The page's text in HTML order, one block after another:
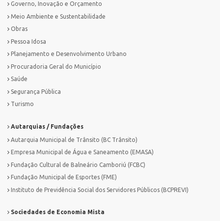
Governo, Inovação e Orçamento
Meio Ambiente e Sustentabilidade
Obras
Pessoa Idosa
Planejamento e Desenvolvimento Urbano
Procuradoria Geral do Município
Saúde
Segurança Pública
Turismo
Autarquias / Fundações
Autarquia Municipal de Trânsito (BC Trânsito)
Empresa Municipal de Água e Saneamento (EMASA)
Fundação Cultural de Balneário Camboriú (FCBC)
Fundação Municipal de Esportes (FME)
Instituto de Previdência Social dos Servidores Públicos (BCPREVI)
Sociedades de Economia Mista